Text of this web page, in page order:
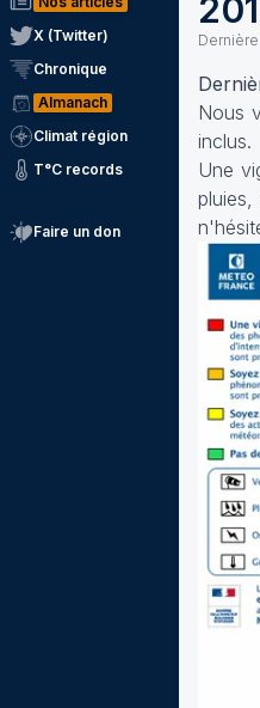
X (Twitter)
Chronique
Almanach
Climat région
T°C records
Faire un don
Nous
inclus.
Une